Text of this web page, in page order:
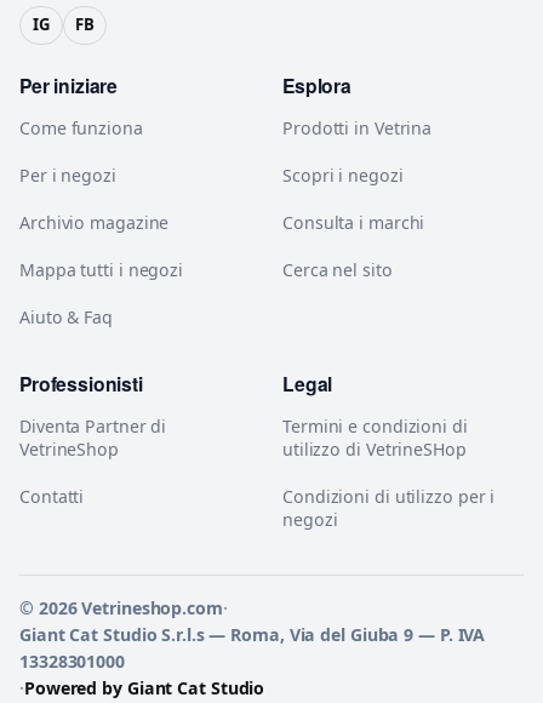
IG FB
Per iniziare
Come funziona
Per i negozi
Archivio magazine
Mappa tutti i negozi
Aiuto & Faq
Esplora
Prodotti in Vetrina
Scopri i negozi
Consulta i marchi
Cerca nel sito
Professionisti
Diventa Partner di
VetrineShop
Contatti
Legal
Termini e condizioni di
utilizzo di VetrineSHop
Condizioni di utilizzo per i
negozi
© 2026 Vetrineshop.com·
Giant Cat Studio S.r.l.s — Roma, Via del Giuba 9 — P. IVA
13328301000
·Powered by Giant Cat Studio